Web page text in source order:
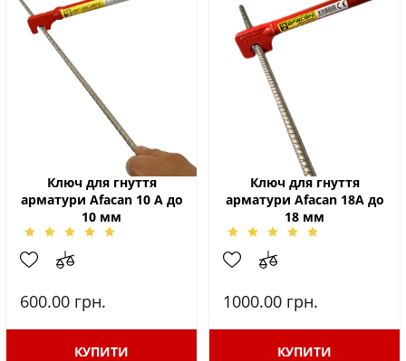
Ключ для гнуття
арматури Afacan 10 А до
10 мм
600.00 грн.
КУПИТИ
Ключ для гнуття
арматури Afacan 18А до
18 мм
1000.00 грн.
КУПИТИ